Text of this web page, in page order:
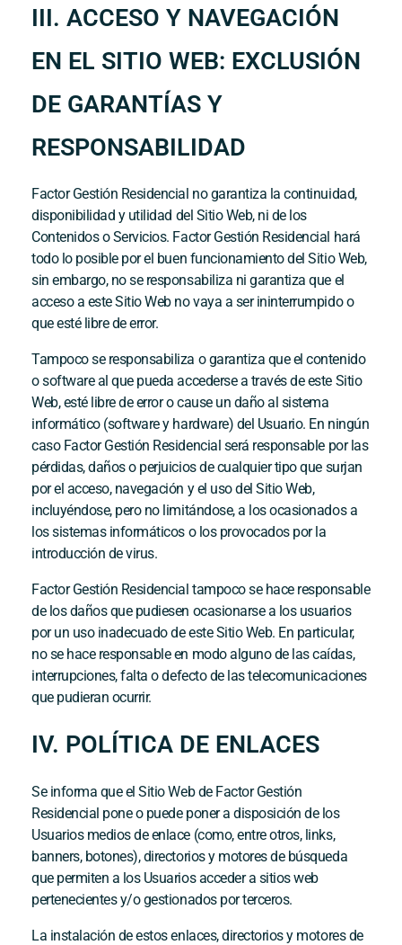
III. ACCESO Y NAVEGACIÓN
EN EL SITIO WEB: EXCLUSIÓN
DE GARANTÍAS Y
RESPONSABILIDAD
Factor Gestión Residencial no garantiza la continuidad,
disponibilidad y utilidad del Sitio Web, ni de los
Contenidos o Servicios. Factor Gestión Residencial hará
todo lo posible por el buen funcionamiento del Sitio Web,
sin embargo, no se responsabiliza ni garantiza que el
acceso a este Sitio Web no vaya a ser ininterrumpido o
que esté libre de error.
Tampoco se responsabiliza o garantiza que el contenido
o software al que pueda accederse a través de este Sitio
Web, esté libre de error o cause un daño al sistema
informático (software y hardware) del Usuario. En ningún
caso Factor Gestión Residencial será responsable por las
pérdidas, daños o perjuicios de cualquier tipo que surjan
por el acceso, navegación y el uso del Sitio Web,
incluyéndose, pero no limitándose, a los ocasionados a
los sistemas informáticos o los provocados por la
introducción de virus.
Factor Gestión Residencial tampoco se hace responsable
de los daños que pudiesen ocasionarse a los usuarios
por un uso inadecuado de este Sitio Web. En particular,
no se hace responsable en modo alguno de las caídas,
interrupciones, falta o defecto de las telecomunicaciones
que pudieran ocurrir.
IV. POLÍTICA DE ENLACES
Se informa que el Sitio Web de Factor Gestión
Residencial pone o puede poner a disposición de los
Usuarios medios de enlace (como, entre otros, links,
banners, botones), directorios y motores de búsqueda
que permiten a los Usuarios acceder a sitios web
pertenecientes y/o gestionados por terceros.
La instalación de estos enlaces, directorios y motores de